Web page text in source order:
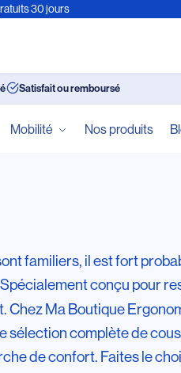
30 jours
Satisfait ou remboursé
Mobilité Nos produits
familiers, il est fort
conçu pour
Ma Boutique
sélection complète de
de confort. Faites le